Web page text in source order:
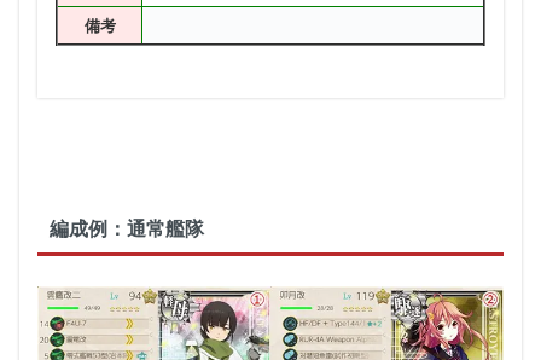
備考
編成例：通常艦隊